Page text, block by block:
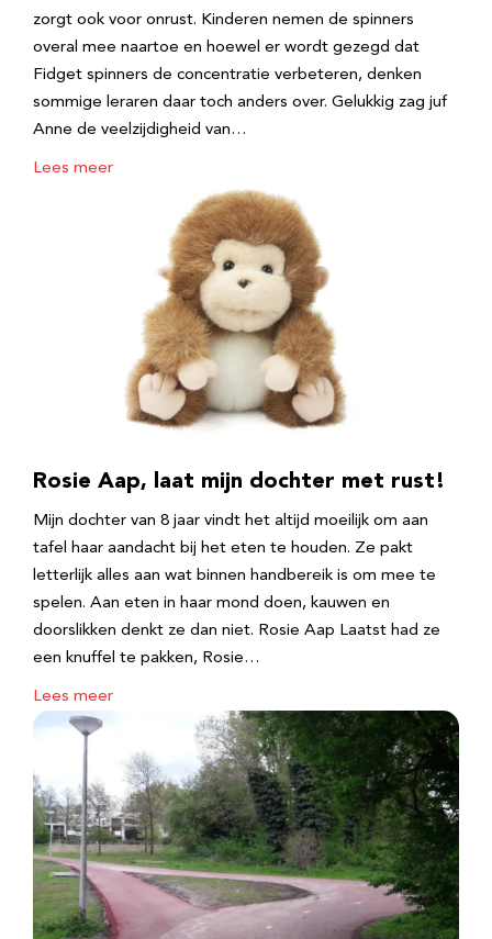
zorgt ook voor onrust. Kinderen nemen de spinners
overal mee naartoe en hoewel er wordt gezegd dat
Fidget spinners de concentratie verbeteren, denken
sommige leraren daar toch anders over. Gelukkig zag juf
Anne de veelzijdigheid van…
Lees meer
Rosie Aap, laat mijn dochter met rust!
Mijn dochter van 8 jaar vindt het altijd moeilijk om aan
tafel haar aandacht bij het eten te houden. Ze pakt
letterlijk alles aan wat binnen handbereik is om mee te
spelen. Aan eten in haar mond doen, kauwen en
doorslikken denkt ze dan niet. Rosie Aap Laatst had ze
een knuffel te pakken, Rosie…
Lees meer